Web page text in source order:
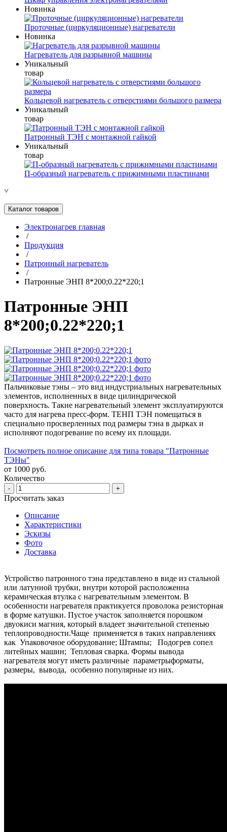
Новинка
Проточные (циркуляционные) нагреватели
Новинка
Нагреватель для разрывной машины
Уникальный
товар
Кольцевой нагреватель с отверстиями большого размера
Уникальный
товар
Патронный ТЭН с монтажной гайкой
Уникальный
товар
П-образный нагреватель с прижимными пластинами
˅
Каталог товаров
Электронагрев главная
/
Продукция
/
Патронный нагреватель
/
Патронные ЭНП 8*200;0.22*220;1
Патронные ЭНП
8*200;0.22*220;1
Пальчиковые тэны – это вид индустриальных нагревательных
элементов, исполненных в виде цилиндрической
поверхность. Такие нагревательный элемент эксплуатируются
часто для нагрева пресс-форм. ТЕНП ТЭН помещаться в
специально просверленных под размеры тэна в дырках и
исполняют подогревание по всему их площади.
Посмотреть полное описание для типа товара "Патронные
ТЭНы"
от 1000 руб.
Количество
- +
Просчитать заказ
Описание
Характеристики
Эскизы
Фото
Доставка
Устройство патронного тэна представлено в виде из стальной
или латунной трубки, внутри которой расположенна
керамическая втулка с нагревательным элементом. В
особенности нагревателя практикуется проволока резисторная
в форме катушки. Пустое участок заполняется порошком
двуокиси магния, который владеет значительной степенью
теплопроводности.Чаще применяется в таких направлениях
как Упаковочное оборудование; Штампы; Подогрев сопел
литейных машин; Тепловая сварка. Формы вывода
нагревателя могут иметь различные параметрыформаты,
размеры, вывода, особенно популярные из них.